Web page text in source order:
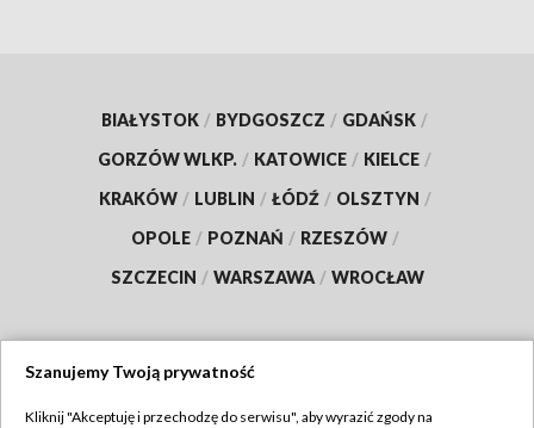
BIAŁYSTOK / BYDGOSZCZ / GDAŃSK /
GORZÓW WLKP. / KATOWICE / KIELCE /
KRAKÓW / LUBLIN / ŁÓDŹ / OLSZTYN /
OPOLE / POZNAŃ / RZESZÓW /
SZCZECIN / WARSZAWA / WROCŁAW
Szanujemy Twoją prywatność
Kliknij "Akceptuję i przechodzę do serwisu", aby wyrazić zgody na